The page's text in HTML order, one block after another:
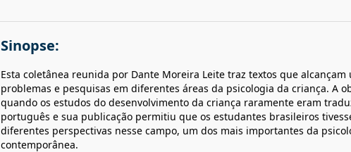
Sinopse:
Esta coletânea reunida por Dante Moreira Leite traz textos que alcançam
problemas e pesquisas em diferentes áreas da psicologia da criança. A
quando os estudos do desenvolvimento da criança raramente eram
português e sua publicação permitiu que os estudantes brasileiros
diferentes perspectivas nesse campo, um dos mais importantes da
contemporânea.